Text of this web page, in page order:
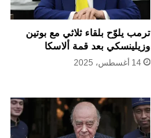
ترمب يلوّح بلقاء ثلاثي مع بوتين
وزيلينسكي بعد قمة ألاسكا
14 أغسطس، 2025